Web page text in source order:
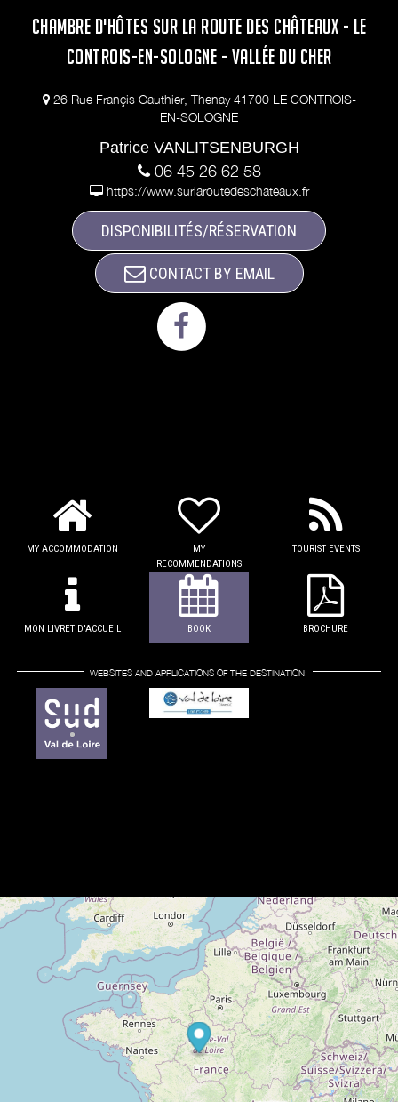
CHAMBRE D'HÔTES SUR LA ROUTE DES CHÂTEAUX - LE
CONTROIS-EN-SOLOGNE - VALLÉE DU CHER
26 Rue Françis Gauthier, Thenay 41700 LE CONTROIS-
EN-SOLOGNE
Patrice VANLITSENBURGH
06 45 26 62 58
https://www.surlaroutedeschateaux.fr
DISPONIBILITÉS/RÉSERVATION
CONTACT BY EMAIL
MY ACCOMMODATION
MY
RECOMMENDATIONS
TOURIST EVENTS
MON LIVRET D'ACCUEIL BOOK BROCHURE
WEBSITES AND APPLICATIONS OF THE DESTINATION: